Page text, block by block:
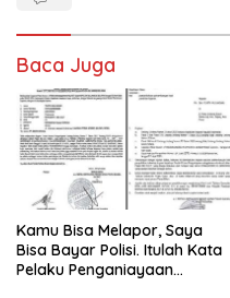
Baca Juga
Kamu Bisa Melapor, Saya
Bisa Bayar Polisi. Itulah Kata
Pelaku Penganiayaan